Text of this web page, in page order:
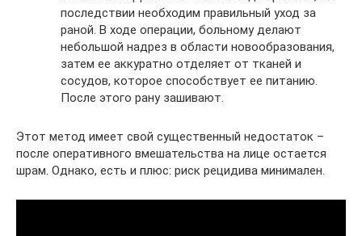
последствии необходим правильный уход за
раной. В ходе операции, больному делают
небольшой надрез в области новообразования,
затем ее аккуратно отделяет от тканей и
сосудов, которое способствует ее питанию.
После этого рану зашивают.
Этот метод имеет свой существенный недостаток –
после оперативного вмешательства на лице остается
шрам. Однако, есть и плюс: риск рецидива минимален.